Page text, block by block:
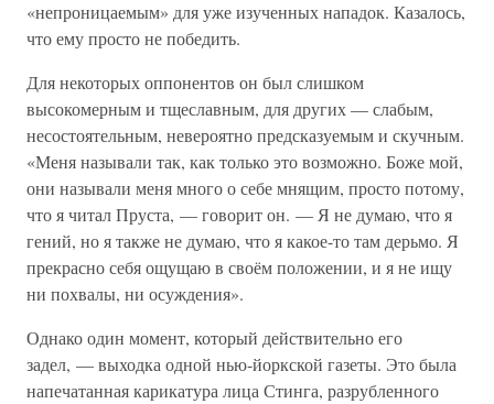
«непроницаемым» для уже изученных нападок. Казалось,
что ему просто не победить.
Для некоторых оппонентов он был слишком
высокомерным и тщеславным, для других — слабым,
несостоятельным, невероятно предсказуемым и скучным.
«Меня называли так, как только это возможно. Боже мой,
они называли меня много о себе мнящим, просто потому,
что я читал Пруста, — говорит он. — Я не думаю, что я
гений, но я также не думаю, что я какое-то там дерьмо. Я
прекрасно себя ощущаю в своём положении, и я не ищу
ни похвалы, ни осуждения».
Однако один момент, который действительно его
задел, — выходка одной нью-йоркской газеты. Это была
напечатанная карикатура лица Стинга, разрубленного